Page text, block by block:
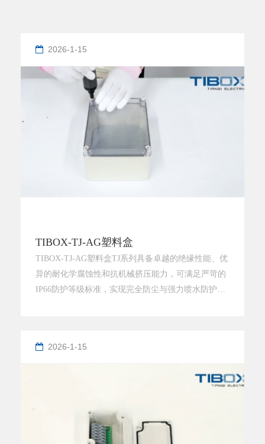
2026-1-15
TIBOX-TJ-AG塑料盒
TIBOX-TJ-AG塑料盒TJ系列具备卓越的绝缘性能、优
异的耐化学腐蚀性和抗机械挤压能力，可满足严苛的
IP66防护等级标准，实现完全防尘与强力喷水防护，
小型终端设备、按钮盒、信号装置、继电器以及通信
2026-1-15